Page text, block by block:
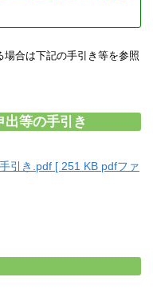
合は下記の手引き等を参照
等の手引き
引き.pdf [ 251 KB pdfファ